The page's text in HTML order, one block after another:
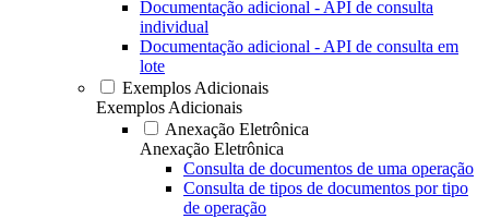
Documentação adicional - API de consulta
individual
Documentação adicional - API de consulta em
lote
Exemplos Adicionais
Exemplos Adicionais
Anexação Eletrônica
Anexação Eletrônica
Consulta de documentos de uma operação
Consulta de tipos de documentos por tipo
de operação